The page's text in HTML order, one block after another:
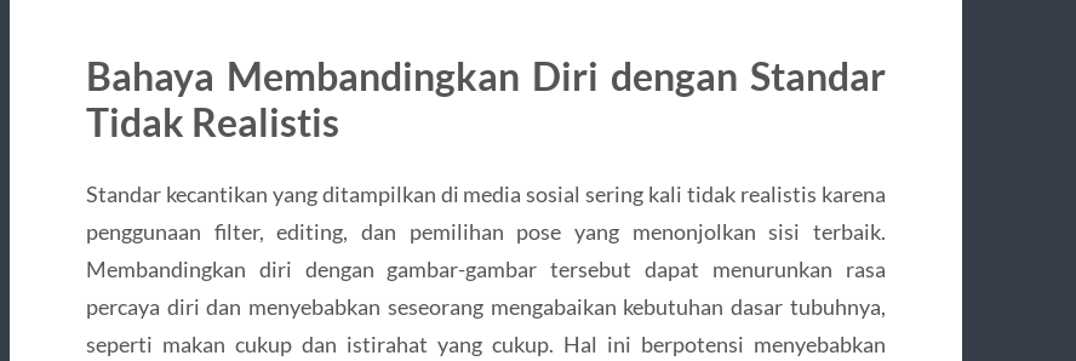
Bahaya Membandingkan Diri dengan Standar
Tidak Realistis
Standar kecantikan yang ditampilkan di media sosial sering kali tidak realistis karena
penggunaan filter, editing, dan pemilihan pose yang menonjolkan sisi terbaik.
Membandingkan diri dengan gambar-gambar tersebut dapat menurunkan rasa
percaya diri dan menyebabkan seseorang mengabaikan kebutuhan dasar tubuhnya,
seperti makan cukup dan istirahat yang cukup. Hal ini berpotensi menyebabkan